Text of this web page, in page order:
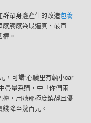
群眾身邊產生的改造包養
觸感染最逼真、最直
。
，可謂“心臟里有輛小car
帶量采購，中「你們兩
，用她那極度鎮靜且優
錢降至幾百元。